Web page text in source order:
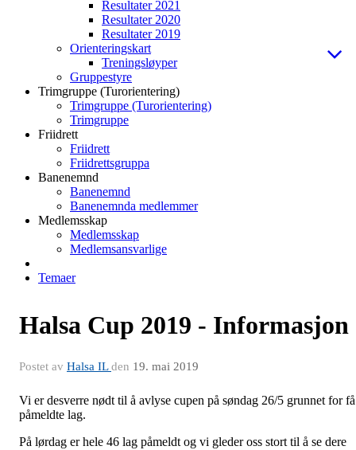
Resultater 2021
Resultater 2020
Resultater 2019
Orienteringskart
Treningsløyper
Gruppestyre
Trimgruppe (Turorientering)
Trimgruppe (Turorientering)
Trimgruppe
Friidrett
Friidrett
Friidrettsgruppa
Banenemnd
Banenemnd
Banenemnda medlemmer
Medlemsskap
Medlemsskap
Medlemsansvarlige
Temaer
Halsa Cup 2019 - Informasjon
Postet av Halsa ILden 19. mai 2019
Vi er desverre nødt til å avlyse cupen på søndag 26/5 grunnet for få
påmeldte lag.
På lørdag er hele 46 lag påmeldt og vi gleder oss stort til å se dere